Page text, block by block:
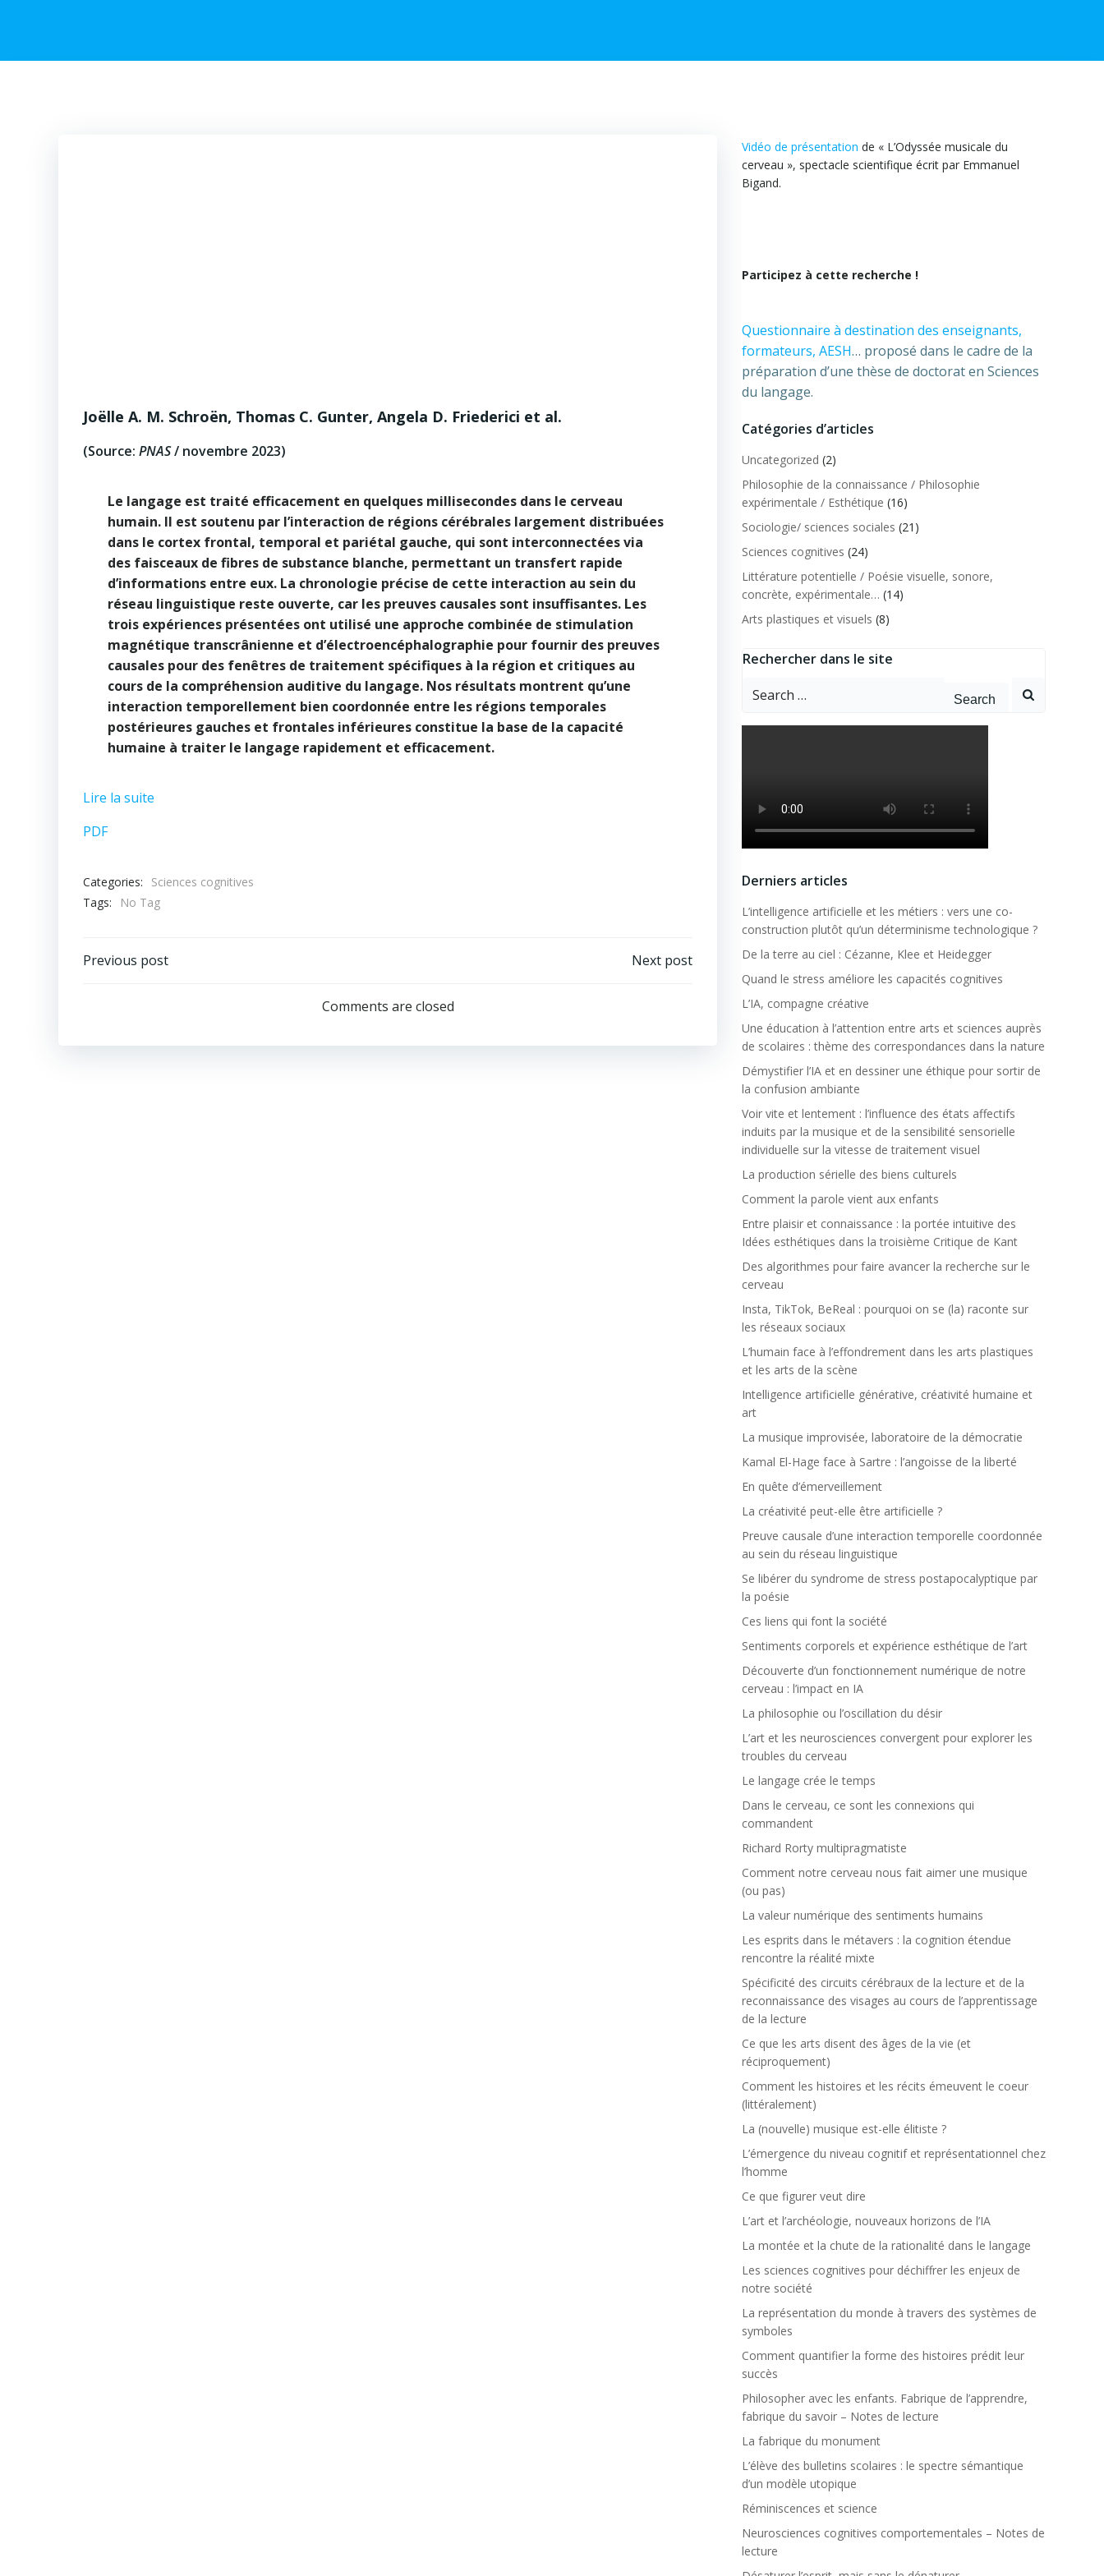
Joëlle A. M. Schroën, Thomas C. Gunter, Angela D. Friederici et al.
(Source: PNAS/ novembre 2023)
Le langage est traité efficacement en quelques millisecondes dans le cerveau
humain. Il est soutenu par l’interaction de régions cérébrales largement distribuées
dans le cortex frontal, temporal et pariétal gauche, qui sont interconnectées via
des faisceaux de fibres de substance blanche, permettant un transfert rapide
d’informations entre eux. La chronologie précise de cette interaction au sein du
réseau linguistique reste ouverte, car les preuves causales sont insuffisantes. Les
trois expériences présentées ont utilisé une approche combinée de stimulation
magnétique transcrânienne et d’électroencéphalographie pour fournir des preuves
causales pour des fenêtres de traitement spécifiques à la région et critiques au
cours de la compréhension auditive du langage. Nos résultats montrent qu’une
interaction temporellement bien coordonnée entre les régions temporales
postérieures gauches et frontales inférieures constitue la base de la capacité
humaine à traiter le langage rapidement et efficacement.
Lire la suite
PDF
Categories:
Sciences cognitives
Tags:
No Tag
Post
Previous post
navigation
Next post
Comments are closed
Vidéo de présentation de « L’Odyssée musicale du
cerveau », spectacle scientifique écrit par Emmanuel
Bigand.
Participez à cette recherche !
Questionnaire à destination des enseignants,
formateurs, AESH… proposé dans le cadre de la
préparation d’une thèse de doctorat en Sciences
du langage.
Catégories d’articles
Uncategorized (2)
Philosophie de la connaissance / Philosophie
expérimentale / Esthétique (16)
Sociologie/ sciences sociales (21)
Sciences cognitives (24)
Littérature potentielle / Poésie visuelle, sonore,
concrète, expérimentale… (14)
Arts plastiques et visuels (8)
Rechercher dans le site
Search
Derniers articles
L’intelligence artificielle et les métiers : vers une co-
construction plutôt qu’un déterminisme technologique ?
De la terre au ciel : Cézanne, Klee et Heidegger
Quand le stress améliore les capacités cognitives
L’IA, compagne créative
Une éducation à l’attention entre arts et sciences auprès
de scolaires : thème des correspondances dans la nature
Démystifier l’IA et en dessiner une éthique pour sortir de
la confusion ambiante
Voir vite et lentement : l’influence des états affectifs
induits par la musique et de la sensibilité sensorielle
individuelle sur la vitesse de traitement visuel
La production sérielle des biens culturels
Comment la parole vient aux enfants
Entre plaisir et connaissance : la portée intuitive des
Idées esthétiques dans la troisième Critique de Kant
Des algorithmes pour faire avancer la recherche sur le
cerveau
Insta, TikTok, BeReal : pourquoi on se (la) raconte sur
les réseaux sociaux
L’humain face à l’effondrement dans les arts plastiques
et les arts de la scène
Intelligence artificielle générative, créativité humaine et
art
La musique improvisée, laboratoire de la démocratie
Kamal El-Hage face à Sartre : l’angoisse de la liberté
En quête d’émerveillement
La créativité peut-elle être artificielle ?
Preuve causale d’une interaction temporelle coordonnée
au sein du réseau linguistique
Se libérer du syndrome de stress postapocalyptique par
la poésie
Ces liens qui font la société
Sentiments corporels et expérience esthétique de l’art
Découverte d’un fonctionnement numérique de notre
cerveau : l’impact en IA
La philosophie ou l’oscillation du désir
L’art et les neurosciences convergent pour explorer les
troubles du cerveau
Le langage crée le temps
Dans le cerveau, ce sont les connexions qui
commandent
Richard Rorty multipragmatiste
Comment notre cerveau nous fait aimer une musique
(ou pas)
La valeur numérique des sentiments humains
Les esprits dans le métavers : la cognition étendue
rencontre la réalité mixte
Spécificité des circuits cérébraux de la lecture et de la
reconnaissance des visages au cours de l’apprentissage
de la lecture
Ce que les arts disent des âges de la vie (et
réciproquement)
Comment les histoires et les récits émeuvent le coeur
(littéralement)
La (nouvelle) musique est-elle élitiste ?
L’émergence du niveau cognitif et représentationnel chez
l’homme
Ce que figurer veut dire
L’art et l’archéologie, nouveaux horizons de l’IA
La montée et la chute de la rationalité dans le langage
Les sciences cognitives pour déchiffrer les enjeux de
notre société
La représentation du monde à travers des systèmes de
symboles
Comment quantifier la forme des histoires prédit leur
succès
Philosopher avec les enfants. Fabrique de l’apprendre,
fabrique du savoir – Notes de lecture
La fabrique du monument
L’élève des bulletins scolaires : le spectre sémantique
d’un modèle utopique
Réminiscences et science
Neurosciences cognitives comportementales – Notes de
lecture